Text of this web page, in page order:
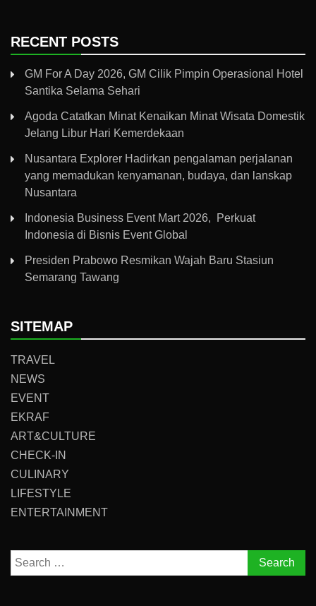
RECENT POSTS
GM For A Day 2026, GM Cilik Pimpin Operasional Hotel
Santika Selama Sehari
Agoda Catatkan Minat Kenaikan Minat Wisata Domestik
Jelang Libur Hari Kemerdekaan
Nusantara Explorer Hadirkan pengalaman perjalanan
yang memadukan kenyamanan, budaya, dan lanskap
Nusantara
Indonesia Business Event Mart 2026, Perkuat
Indonesia di Bisnis Event Global
Presiden Prabowo Resmikan Wajah Baru Stasiun
Semarang Tawang
SITEMAP
TRAVEL
NEWS
EVENT
EKRAF
ART&CULTURE
CHECK-IN
CULINARY
LIFESTYLE
ENTERTAINMENT
Search
for: